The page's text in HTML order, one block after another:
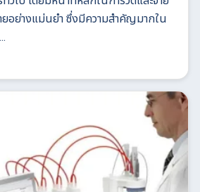
ยอย่างแม่นยำ ซึ่งมีความสำคัญมากใน